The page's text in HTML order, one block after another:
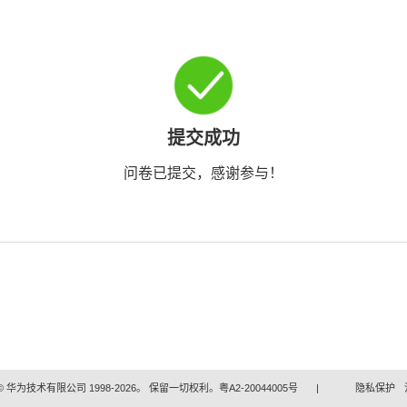
提交成功
问卷已提交，感谢参与！
华为技术有限公司 1998-2026。 保留一切权利。粤A2-20044005号 | 隐私保护